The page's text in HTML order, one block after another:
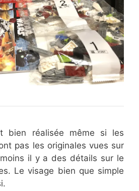
bien réalisée même si les
pas les originales vues sur
il y a des détails sur le
Le visage bien que simple